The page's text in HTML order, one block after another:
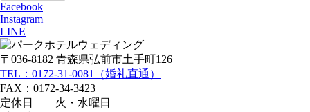
Facebook
Instagram
LINE
〒036-8182 青森県弘前市土手町126
TEL：0172-31-0081（婚礼直通）
FAX：0172-34-3423
定休日 火・水曜日